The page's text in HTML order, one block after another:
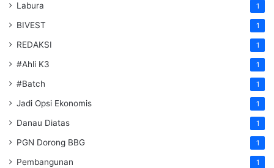
Labura 1
BIVEST 1
REDAKSI 1
#Ahli K3 1
#Batch 1
Jadi Opsi Ekonomis 1
Danau Diatas 1
PGN Dorong BBG 1
Pembangunan 1